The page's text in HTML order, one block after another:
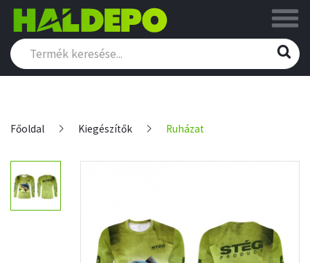
Főoldal Kiegészítők Ruházat